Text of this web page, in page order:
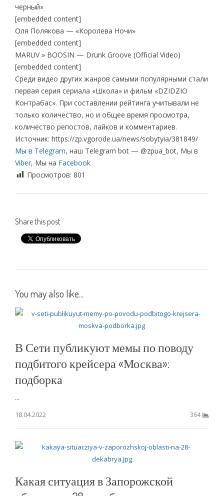
черный»
[embedded content]
Оля Полякова — «Королева Ночи»
[embedded content]
МARUV » BOOSIN — Drunk Groove (Official Video)
[embedded content]
Среди видео других жанров самыми популярными стали
первая серия сериала «Школа» и фильм «DZIDZIO
Контрабас». При составлении рейтинга учитывали не
только количество, но и общее время просмотра,
количество репостов, лайков и комментариев.
Источник: https://zp.vgorode.ua/news/sobytyia/381849/
Мы в Telegram, наш Telegram bot — @zpua_bot, Мы в
Viber, Мы на Facebook
Просмотров: 801
Share this post
You may also like...
В Сети публикуют мемы по поводу
подбитого крейсера «Москва»:
подборка
...
18.04.2022
364
Какая ситуация в Запорожской